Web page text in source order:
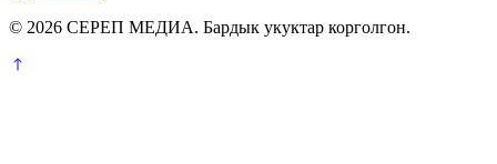
© 2026 СЕРЕП МЕДИА. Бардык укуктар корголгон.